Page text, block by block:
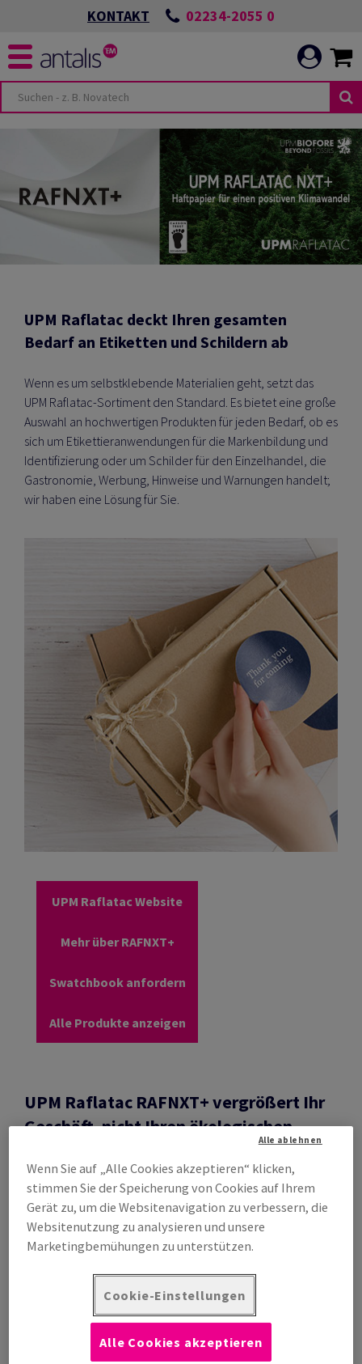
KONTAKT 02234-2055 0
UPM Raflatac deckt Ihren gesamten
Bedarf an Etiketten und Schildern ab
Wenn es um selbstklebende Materialien geht, setzt das
UPM Raflatac-Sortiment den Standard. Es bietet eine große
Auswahl an hochwertigen Produkten für jeden Bedarf, ob es
sich um Etikettieranwendungen für die Markenbildung und
Identifizierung oder um Schilder für den Einzelhandel, die
Gastronomie, Werbung, Hinweise und Warnungen handelt;
wir haben eine Lösung für Sie.
UPM Raflatac Website
Mehr über RAFNXT+
Swatchbook anfordern
Alle Produkte anzeigen
UPM Raflatac RAFNXT+ vergrößert Ihr
Geschäft, nicht Ihren ökologischen
Wenn Sie auf „Alle Cookies akzeptieren“ klicken,
stimmen Sie der Speicherung von Cookies auf Ihrem
Gerät zu, um die Websitenavigation zu verbessern, die
Websitenutzung zu analysieren und unsere
Marketingbemühungen zu unterstützen.
Cookie-Einstellungen
Alle ablehnen
Alle Cookies akzeptieren